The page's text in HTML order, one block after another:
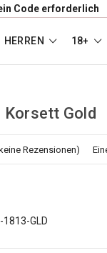
Code erforderlich
HERREN 18+
Gold
Rezensionen)
1813-GLD